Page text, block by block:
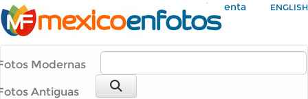
Mi Cuenta ENGLISH
Modernas
Antiguas